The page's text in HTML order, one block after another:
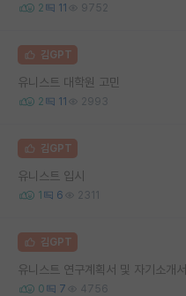
2 11 9752
김GPT
유니스트 대학원 고민
2 11 2993
김GPT
유니스트 입시
1 6 2311
김GPT
유니스트 연구계획서 및 자기소개서
0 7 4756